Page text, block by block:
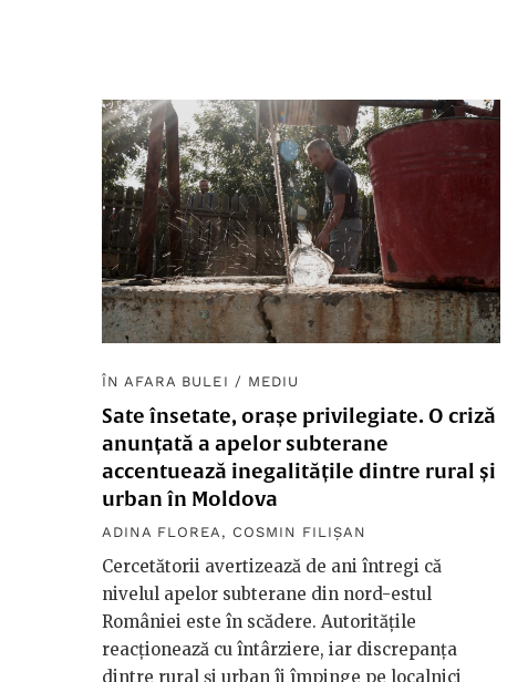
ÎN AFARA BULEI / MEDIU
Sate însetate, orașe privilegiate. O criză
anunțată a apelor subterane
accentuează inegalitățile dintre rural și
urban în Moldova
ADINA FLOREA , COSMIN FILIȘAN
Cercetătorii avertizează de ani întregi că
nivelul apelor subterane din nord-estul
României este în scădere. Autoritățile
reacționează cu întârziere, iar discrepanța
dintre rural și urban îi împinge pe localnici